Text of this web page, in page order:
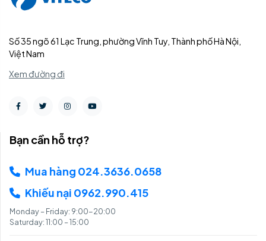
Số 35 ngõ 61 Lạc Trung, phường Vĩnh Tuy, Thành phố Hà Nội,
Việt Nam
Xem đường đi
Bạn cần hỗ trợ?
Mua hàng 024.3636.0658
Khiếu nại 0962.990.415
Monday – Friday: 9:00-20:00
Saturday: 11:00 – 15:00